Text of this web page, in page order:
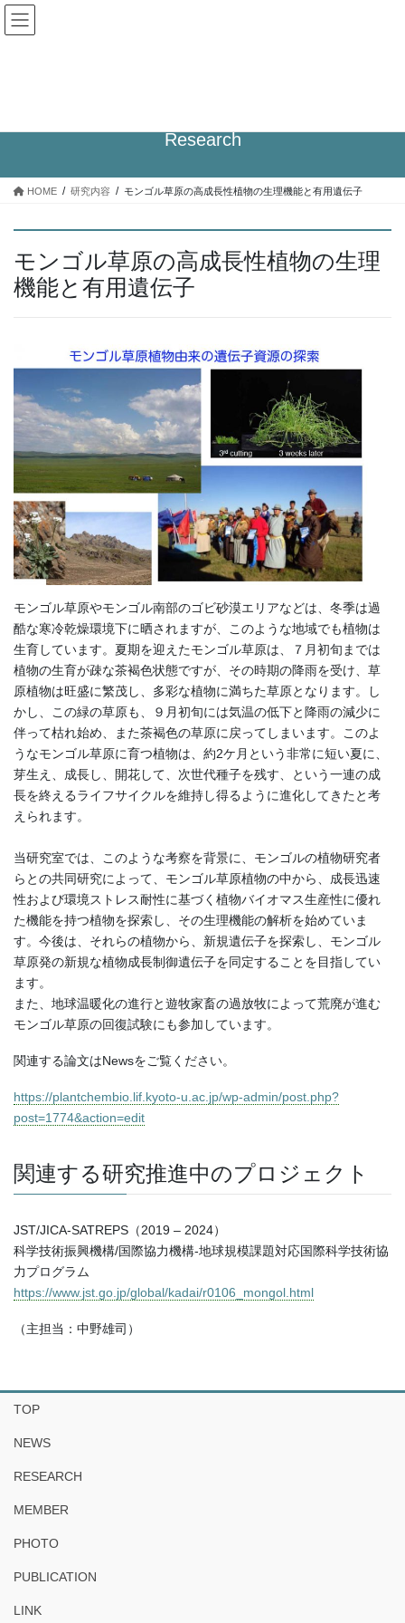
コ
ン
プ
ナ
ビ
動
Research
HOME 研究内容 モンゴル草原の高成長性植物の生理機能と有用遺伝子
モンゴル草原の高成長性植物の生理
機能と有用遺伝子
モンゴル草原やモンゴル南部のゴビ砂漠エリアなどは、冬季は過
酷な寒冷乾燥環境下に晒されますが、このような地域でも植物は
生育しています。夏期を迎えたモンゴル草原は、７月初旬までは
植物の生育が疎な茶褐色状態ですが、その時期の降雨を受け、草
原植物は旺盛に繁茂し、多彩な植物に満ちた草原となります。し
かし、この緑の草原も、９月初旬には気温の低下と降雨の減少に
伴って枯れ始め、また茶褐色の草原に戻ってしまいます。このよ
うなモンゴル草原に育つ植物は、約2ケ月という非常に短い夏に、
芽生え、成長し、開花して、次世代種子を残す、という一連の成
長を終えるライフサイクルを維持し得るように進化してきたと考
えられます。
当研究室では、このような考察を背景に、モンゴルの植物研究者
らとの共同研究によって、モンゴル草原植物の中から、成長迅速
性および環境ストレス耐性に基づく植物バイオマス生産性に優れ
た機能を持つ植物を探索し、その生理機能の解析を始めていま
す。今後は、それらの植物から、新規遺伝子を探索し、モンゴル
草原発の新規な植物成長制御遺伝子を同定することを目指してい
ます。
また、地球温暖化の進行と遊牧家畜の過放牧によって荒廃が進む
モンゴル草原の回復試験にも参加しています。
関連する論文はNewsをご覧ください。
https://plantchembio.lif.kyoto-u.ac.jp/wp-admin/post.php?
post=1774&action=edit
関連する研究推進中のプロジェクト
JST/JICA-SATREPS（2019 – 2024）
科学技術振興機構/国際協力機構-地球規模課題対応国際科学技術協
力プログラム
https://www.jst.go.jp/global/kadai/r0106_mongol.html
（主担当：中野雄司）
TOP
NEWS
RESEARCH
MEMBER
PHOTO
PUBLICATION
LINK